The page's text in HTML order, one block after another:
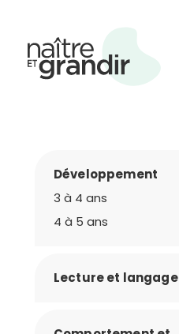
Développement
3 à 4 ans
4 à 5 ans
Lecture et langage